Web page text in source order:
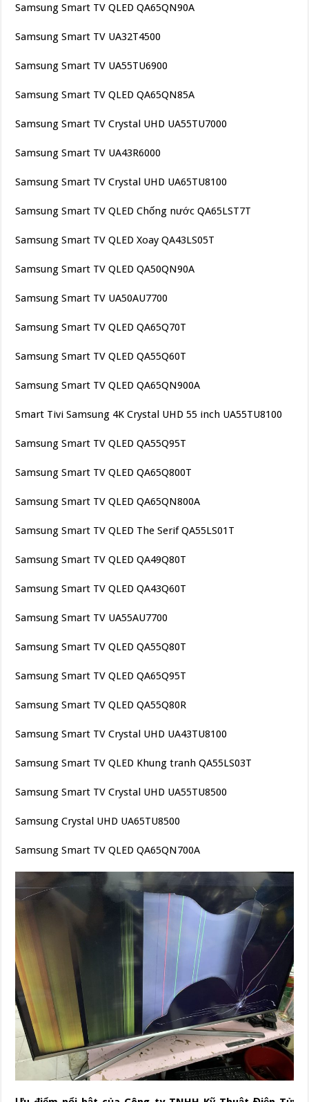
Samsung Smart TV QLED QA65QN90A
Samsung Smart TV UA32T4500
Samsung Smart TV UA55TU6900
Samsung Smart TV QLED QA65QN85A
Samsung Smart TV Crystal UHD UA55TU7000
Samsung Smart TV UA43R6000
Samsung Smart TV Crystal UHD UA65TU8100
Samsung Smart TV QLED Chống nước QA65LST7T
Samsung Smart TV QLED Xoay QA43LS05T
Samsung Smart TV QLED QA50QN90A
Samsung Smart TV UA50AU7700
Samsung Smart TV QLED QA65Q70T
Samsung Smart TV QLED QA55Q60T
Samsung Smart TV QLED QA65QN900A
Smart Tivi Samsung 4K Crystal UHD 55 inch UA55TU8100
Samsung Smart TV QLED QA55Q95T
Samsung Smart TV QLED QA65Q800T
Samsung Smart TV QLED QA65QN800A
Samsung Smart TV QLED The Serif QA55LS01T
Samsung Smart TV QLED QA49Q80T
Samsung Smart TV QLED QA43Q60T
Samsung Smart TV UA55AU7700
Samsung Smart TV QLED QA55Q80T
Samsung Smart TV QLED QA65Q95T
Samsung Smart TV QLED QA55Q80R
Samsung Smart TV Crystal UHD UA43TU8100
Samsung Smart TV QLED Khung tranh QA55LS03T
Samsung Smart TV Crystal UHD UA55TU8500
Samsung Crystal UHD UA65TU8500
Samsung Smart TV QLED QA65QN700A